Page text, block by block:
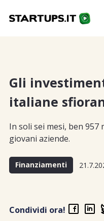
Gli
italiane
In soli sei mesi, ben
giovani aziende.
Finanziamenti
Condividi ora!